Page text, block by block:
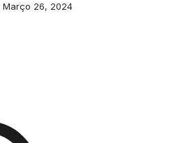
Março 26, 2024